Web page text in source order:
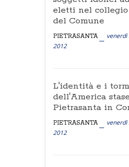
eletti nel
del Comune
PIETRASANTA
venerdì
2012
L'identità e i
dell'America
Pietrasanta in
PIETRASANTA
venerdì
2012